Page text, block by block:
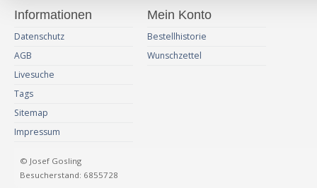
Informationen
Datenschutz
AGB
Livesuche
Tags
Sitemap
Impressum
Mein Konto
Bestellhistorie
Wunschzettel
© Josef Gosling
Besucherstand: 6855728